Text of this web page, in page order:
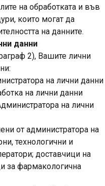
на обработката и във
които могат да
на данните.
данни
2), Вашите лични
на лични данни
на лични данни
на лични
от администратора на
технологични и
доставчици на
за фармакологична